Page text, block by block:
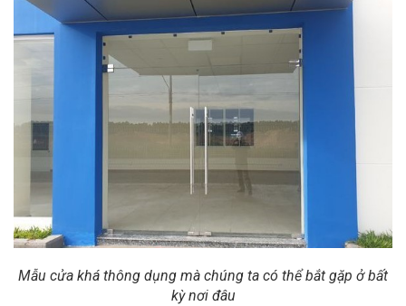
Mẫu cửa khá thông dụng mà chúng ta có thể bắt gặp ở bất
kỳ nơi đâu